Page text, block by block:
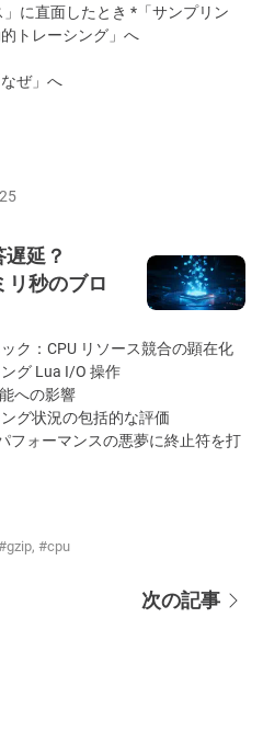
に直面したとき *「サンプリン
トレーシング」へ
ぜ」へ
延？
リ秒のブロ
ク：CPU リソース競合の顕在化
グ Lua I/O 操作
への影響
グ状況の包括的な評価
フォーマンスの悪夢に終止符を打
gzip, cpu
次の記事